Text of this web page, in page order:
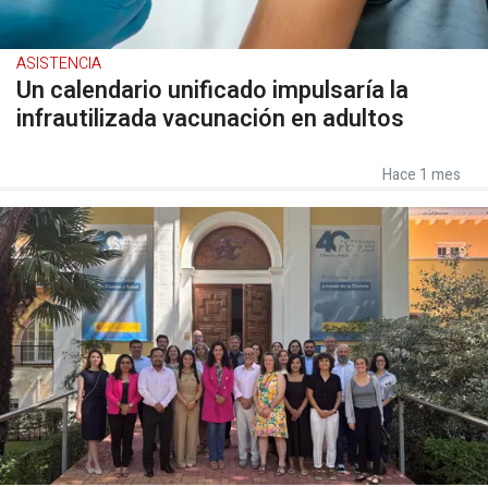
ASISTENCIA
Un calendario unificado impulsaría la
infrautilizada vacunación en adultos
Hace 1 mes